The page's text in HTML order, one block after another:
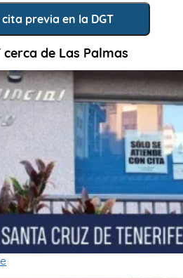
previa en la DGT
cerca de Las Palmas